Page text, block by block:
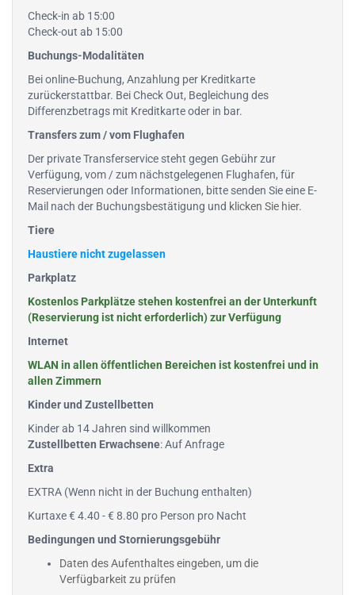
Check-in ab 15:00
Check-out ab 15:00
Buchungs-Modalitäten
Bei online-Buchung, Anzahlung per Kreditkarte
zurückerstattbar. Bei Check Out, Begleichung des
Differenzbetrags mit Kreditkarte oder in bar.
Transfers zum / vom Flughafen
Der private Transferservice steht gegen Gebühr zur
Verfügung, vom / zum nächstgelegenen Flughafen, für
Reservierungen oder Informationen, bitte senden Sie eine E-
Mail nach der Buchungsbestätigung und klicken Sie hier.
Tiere
Haustiere nicht zugelassen
Parkplatz
Kostenlos Parkplätze stehen kostenfrei an der Unterkunft
(Reservierung ist nicht erforderlich) zur Verfügung
Internet
WLAN in allen öffentlichen Bereichen ist kostenfrei und in
allen Zimmern
Kinder und Zustellbetten
Kinder ab 14 Jahren sind willkommen
Zustellbetten Erwachsene: Auf Anfrage
Extra
EXTRA (Wenn nicht in der Buchung enthalten)
Kurtaxe € 4.40 - € 8.80 pro Person pro Nacht
Bedingungen und Stornierungsgebühr
Daten des Aufenthaltes eingeben, um die
Verfügbarkeit zu prüfen